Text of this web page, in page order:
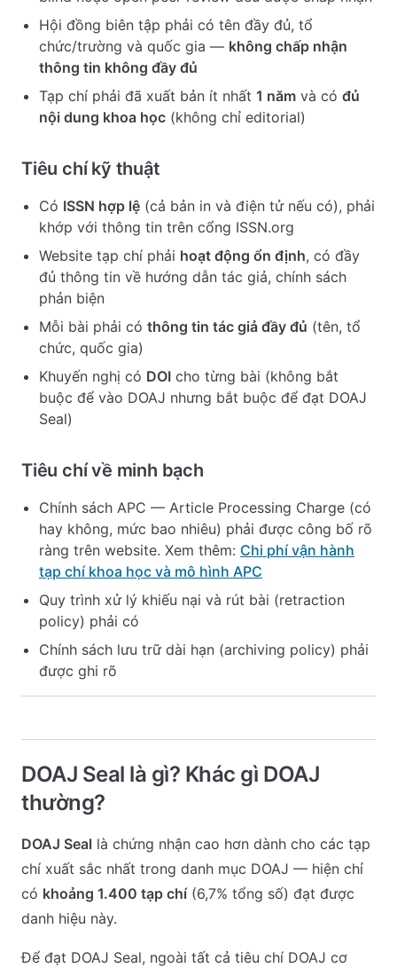
Hội đồng biên tập phải có tên đầy đủ, tổ
chức/trường và quốc gia — không chấp nhận
thông tin không đầy đủ
Tạp chí phải đã xuất bản ít nhất 1 năm và có đủ
nội dung khoa học (không chỉ editorial)
Tiêu chí kỹ thuật
Có ISSN hợp lệ (cả bản in và điện tử nếu có), phải
khớp với thông tin trên cổng ISSN.org
Website tạp chí phải hoạt động ổn định, có đầy
đủ thông tin về hướng dẫn tác giả, chính sách
phản biện
Mỗi bài phải có thông tin tác giả đầy đủ (tên, tổ
chức, quốc gia)
Khuyến nghị có DOI cho từng bài (không bắt
buộc để vào DOAJ nhưng bắt buộc để đạt DOAJ
Seal)
Tiêu chí về minh bạch
Chính sách APC — Article Processing Charge (có
hay không, mức bao nhiêu) phải được công bố rõ
ràng trên website. Xem thêm: Chi phí vận hành
tạp chí khoa học và mô hình APC
Quy trình xử lý khiếu nại và rút bài (retraction
policy) phải có
Chính sách lưu trữ dài hạn (archiving policy) phải
được ghi rõ
DOAJ Seal là gì? Khác gì DOAJ
thường?
DOAJ Seal là chứng nhận cao hơn dành cho các tạp
chí xuất sắc nhất trong danh mục DOAJ — hiện chỉ
có khoảng 1.400 tạp chí(6,7% tổng số) đạt được
danh hiệu này.
Để đạt DOAJ Seal, ngoài tất cả tiêu chí DOAJ cơ